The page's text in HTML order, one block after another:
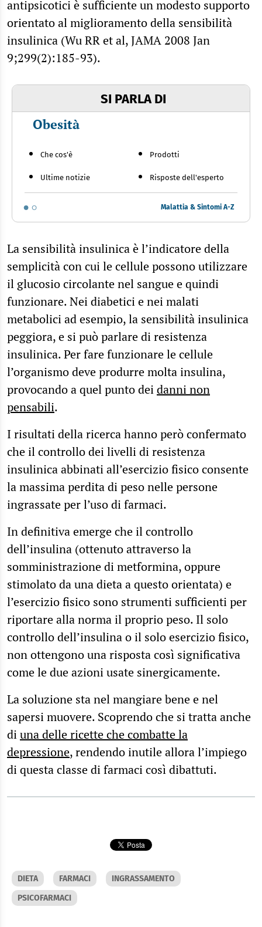
antipsicotici è sufficiente un modesto supporto
orientato al miglioramento della sensibilità
insulinica (Wu RR et al, JAMA 2008 Jan
9;299(2):185-93).
SI PARLA DI
Obesità
Che cos'è
Ultime notizie
Prodotti
Risposte dell'esperto
Malattia & Sintomi A-Z
La sensibilità insulinica è l’indicatore della
semplicità con cui le cellule possono utilizzare
il glucosio circolante nel sangue e quindi
funzionare. Nei diabetici e nei malati
metabolici ad esempio, la sensibilità insulinica
peggiora, e si può parlare di resistenza
insulinica. Per fare funzionare le cellule
l’organismo deve produrre molta insulina,
provocando a quel punto deidanni non
pensabili.
I risultati della ricerca hanno però confermato
che il controllo dei livelli di resistenza
insulinica abbinati all’esercizio fisico consente
la massima perdita di peso nelle persone
ingrassate per l’uso di farmaci.
In definitiva emerge che il controllo
dell’insulina (ottenuto attraverso la
somministrazione di metformina, oppure
stimolato da una dieta a questo orientata) e
l’esercizio fisico sono strumenti sufficienti per
riportare alla norma il proprio peso. Il solo
controllo dell’insulina o il solo esercizio fisico,
non ottengono una risposta così significativa
come le due azioni usate sinergicamente.
La soluzione sta nel mangiare bene e nel
sapersi muovere. Scoprendo che si tratta anche
diuna delle ricette che combatte la
depressione, rendendo inutile allora l’impiego
di questa classe di farmaci così dibattuti.
DIETA FARMACI
INGRASSAMENTO
PSICOFARMACI